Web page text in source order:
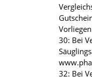
30: Bei
32: Bei